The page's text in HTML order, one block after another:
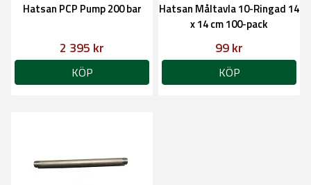
Hatsan PCP Pump 200 bar
2 395 kr
KÖP
Hatsan Måltavla 10-Ringad 14
x 14 cm 100-pack
99 kr
KÖP